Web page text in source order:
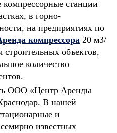
станции
в горно-
на предприятиях по
компрессора 20 м3/
строительных объектов,
количество
ООО «Центр Аренды
В нашей
и
известных